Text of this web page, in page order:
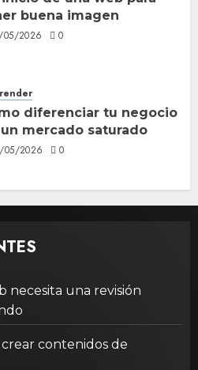
buena imagen
05/2026 0
diferenciar tu negocio
mercado saturado
05/2026 0
necesita una revisión
contenidos de